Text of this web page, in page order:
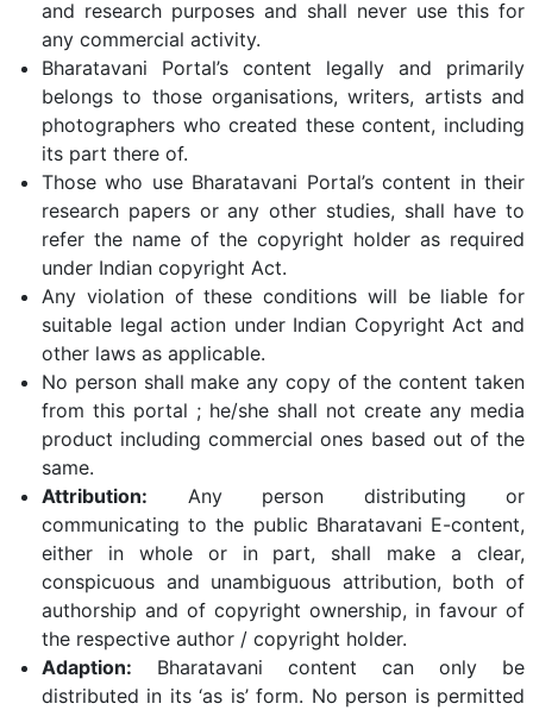
and research purposes and shall never use this for
any commercial activity.
Bharatavani Portal’s content legally and primarily
belongs to those organisations, writers, artists and
photographers who created these content, including
its part there of.
Those who use Bharatavani Portal’s content in their
research papers or any other studies, shall have to
refer the name of the copyright holder as required
under Indian copyright Act.
Any violation of these conditions will be liable for
suitable legal action under Indian Copyright Act and
other laws as applicable.
No person shall make any copy of the content taken
from this portal ; he/she shall not create any media
product including commercial ones based out of the
same.
Attribution: Any person distributing or
communicating to the public Bharatavani E-content,
either in whole or in part, shall make a clear,
conspicuous and unambiguous attribution, both of
authorship and of copyright ownership, in favour of
the respective author / copyright holder.
Adaption: Bharatavani content can only be
distributed in its ‘as is’ form. No person is permitted